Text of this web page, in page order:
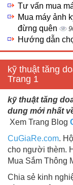
Tư vấn mua
Mua máy ảnh
đừng quên
Hướng dẫn
kỹ thuật tăng
Trang 1
kỹ thuật tăng
dung mới nhất
Xem Trang Blog
CuGiaRe.com.
cho người thèm.
Mua Sắm Thông
Chia sẻ kinh